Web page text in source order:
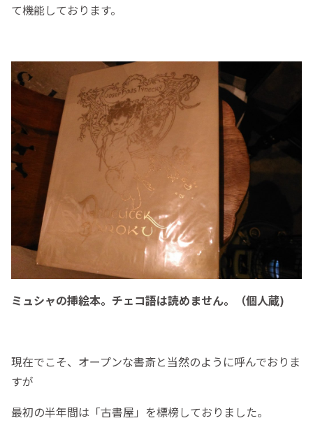
て機能しております。
ミュシャの挿絵本。チェコ語は読めません。（個人蔵)
現在でこそ、オープンな書斎と当然のように呼んでおりま
すが
最初の半年間は「古書屋」を標榜しておりました。